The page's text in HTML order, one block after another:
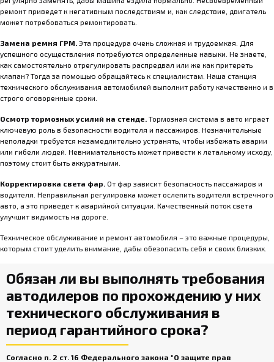
ремонт приведет к негативным последствиям и, как следствие, двигатель
может потребоваться ремонтировать.
Замена ремня ГРМ. Эта процедура очень сложная и трудоемкая. Для
успешного осуществления потребуются определенные навыки. Не знаете,
как самостоятельно отрегулировать распредвал или же как притереть
клапан? Тогда за помощью обращайтесь к специалистам. Наша станция
технического обслуживания автомобилей выполнит работу качественно и в
строго оговоренные сроки.
Осмотр тормозных усилий на стенде. Тормозная система в авто играет
ключевую роль в безопасности водителя и пассажиров. Незначительные
неполадки требуется незамедлительно устранять, чтобы избежать аварии
или гибели людей. Невнимательность может привести к летальному исходу,
поэтому стоит быть аккуратными.
Корректировка света фар. От фар зависит безопасность пассажиров и
водителя. Неправильная регулировка может ослепить водителя встречного
авто, а это приведет к аварийной ситуации. Качественный поток света
улучшит видимость на дороге.
Техническое обслуживание и ремонт автомобиля – это важные процедуры,
которым стоит уделить внимание, дабы обезопасить себя и своих близких.
Обязан ли вы выполнять требования
автодилеров по прохождению у них
технического обслуживания в
период гарантийного срока?
Согласно п. 2 ст. 16 Федерального закона "О защите прав